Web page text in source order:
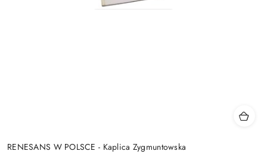
RENESANS W POLSCE - Kaplica Zygmuntowska